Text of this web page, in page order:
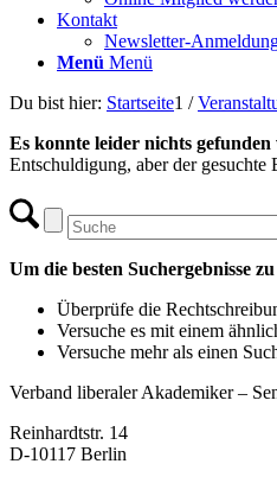
Kontakt
Newsletter-
Menü Menü
Du bist hier: Startseite1 /
Es konnte leider nichts gefunden
Entschuldigung, aber der
Um die besten Suchergebnisse
Überprüfe die
Versuche es mit einem
Versuche mehr als einen
Verband liberaler Akademiker –
Reinhardtstr. 14
D-10117 Berlin